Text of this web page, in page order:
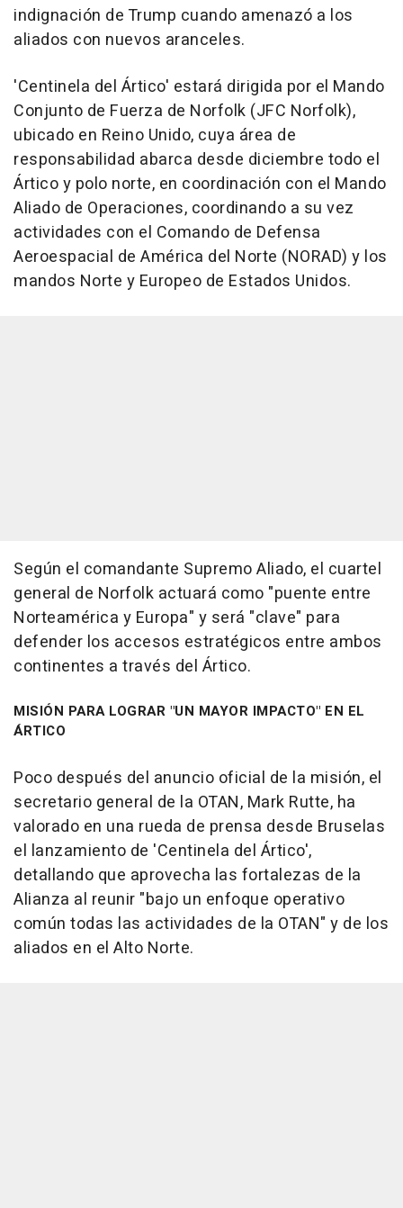
indignación de Trump cuando amenazó a los
aliados con nuevos aranceles.
'Centinela del Ártico' estará dirigida por el Mando
Conjunto de Fuerza de Norfolk (JFC Norfolk),
ubicado en Reino Unido, cuya área de
responsabilidad abarca desde diciembre todo el
Ártico y polo norte, en coordinación con el Mando
Aliado de Operaciones, coordinando a su vez
actividades con el Comando de Defensa
Aeroespacial de América del Norte (NORAD) y los
mandos Norte y Europeo de Estados Unidos.
Según el comandante Supremo Aliado, el cuartel
general de Norfolk actuará como "puente entre
Norteamérica y Europa" y será "clave" para
defender los accesos estratégicos entre ambos
continentes a través del Ártico.
MISIÓN PARA LOGRAR "UN MAYOR IMPACTO" EN EL
ÁRTICO
Poco después del anuncio oficial de la misión, el
secretario general de la OTAN, Mark Rutte, ha
valorado en una rueda de prensa desde Bruselas
el lanzamiento de 'Centinela del Ártico',
detallando que aprovecha las fortalezas de la
Alianza al reunir "bajo un enfoque operativo
común todas las actividades de la OTAN" y de los
aliados en el Alto Norte.